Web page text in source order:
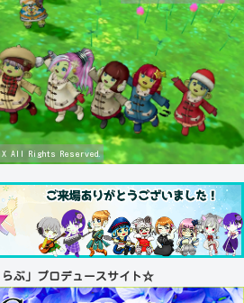
ENIX All Rights Reserved.
らぶ」プロデュースサイト☆